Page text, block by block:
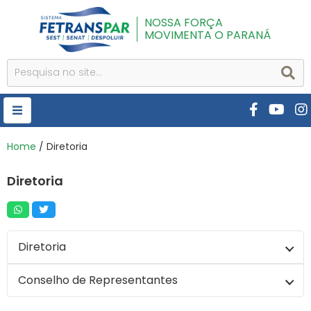
NOSSA FORÇA
MOVIMENTA O PARANÁ
HOME
CURSOS E EVENTOS
SEST SENAT
DESPOLUIR
Home / Diretoria
Diretoria
Diretoria
Diretoria Gestão 2025/2028
Conselho de Representantes